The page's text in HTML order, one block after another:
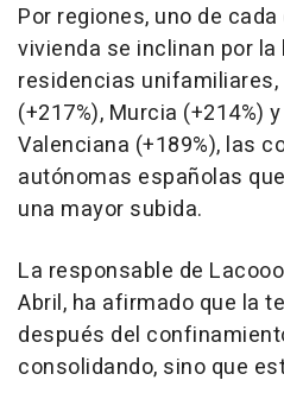
Por regiones, uno de
vivienda se inclinan por la
residencias unifamiliares,
(+217%), Murcia (+214%)
Valenciana (+189%), las
autónomas españolas
una mayor subida.
La responsable de
Abril, ha afirmado que la
después del
consolidando, sino que